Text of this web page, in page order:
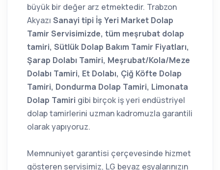
büyük bir değer arz etmektedir. Trabzon
Akyazı Sanayi tipi İş Yeri Market Dolap
Tamir Servisimizde, tüm meşrubat dolap
tamiri, Sütlük Dolap Bakım Tamir Fiyatları,
Şarap Dolabı Tamiri, Meşrubat/Kola/Meze
Dolabı Tamiri, Et Dolabı, Çiğ Köfte Dolap
Tamiri, Dondurma Dolap Tamiri, Limonata
Dolap Tamiri gibi birçok iş yeri endüstriyel
dolap tamirlerini uzman kadromuzla garantili
olarak yapıyoruz.
Memnuniyet garantisi çerçevesinde hizmet
gösteren servisimiz, LG beyaz eşyalarınızın